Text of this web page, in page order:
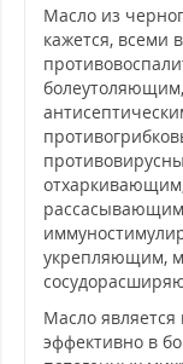
Масло из
кажется, всеми
укрепляющим,
Масло
эффективно в